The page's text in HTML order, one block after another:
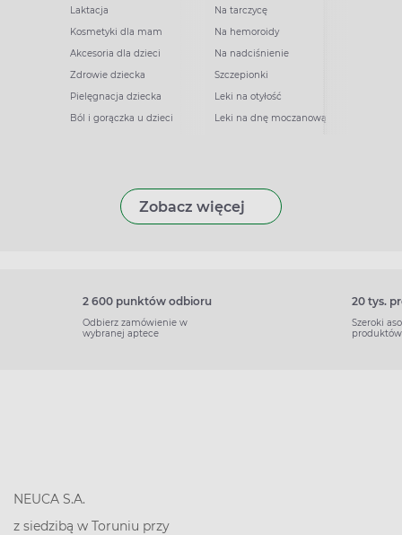
Laktacja
Kosmetyki dla mam
Akcesoria dla dzieci
Zdrowie dziecka
Pielęgnacja dziecka
Ból i gorączka u dzieci
Na tarczycę
Na hemoroidy
Na nadciśnienie
Szczepionki
Leki na otyłość
Leki na dnę moczanową
Zobacz więcej
2 600 punktów odbioru
Odbierz zamówienie w
wybranej aptece
20 tys.
Szeroki
produktów
NEUCA S.A.
z siedzibą w Toruniu przy